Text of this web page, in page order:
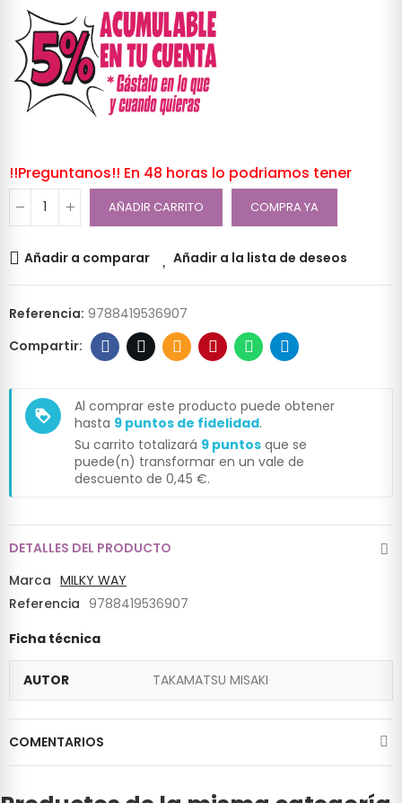
!!Preguntanos!! En 48 horas lo podriamos tener
AÑADIR CARRITO COMPRA YA
Añadir a comparar Añadir a la lista de deseos
Referencia: 9788419536907
loyalty
Al comprar este producto puede obtener
hasta 9 puntos de fidelidad.
Su carrito totalizará 9 puntos que se
puede(n) transformar en un vale de
descuento de 0,45 €.
DETALLES DEL PRODUCTO
Marca MILKY WAY
Referencia 9788419536907
Ficha técnica
AUTOR TAKAMATSU MISAKI
COMENTARIOS